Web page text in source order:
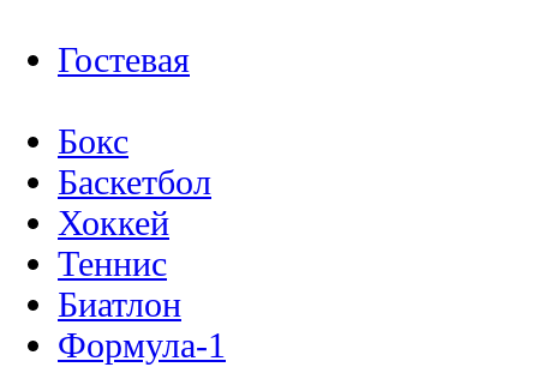
Гостевая
Бокс
Баскетбол
Хоккей
Теннис
Биатлон
Формула-1